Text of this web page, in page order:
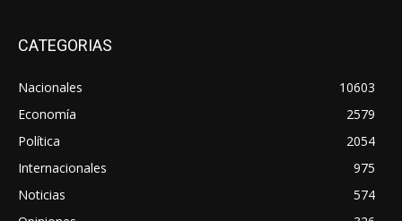
CATEGORIAS
Nacionales
10603
Economía
2579
Política
2054
Internacionales
975
Noticias
574